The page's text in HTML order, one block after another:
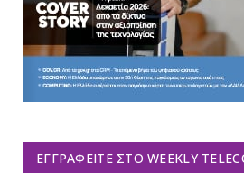
ΕΓΓΡΑΦΕΊΤΕ ΣΤΟ WEEKLY